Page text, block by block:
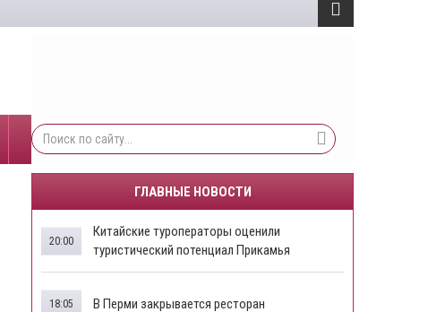
ГЛАВНЫЕ НОВОСТИ
Китайские туроператоры оценили
туристический потенциал Прикамья
20:00
В Перми закрывается ресторан
18:05